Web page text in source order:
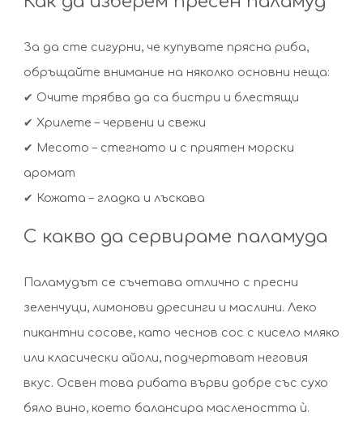
За да сте сигурни, че купувате прясна риба,
обръщайте внимание на няколко основни неща:
✔ Очите трябва да са бистри и блестящи
✔ Хрилете – червени и свежи
✔ Месото – стегнато и с приятен морски
аромат
✔ Кожата – гладка и лъскава
С какво да сервираме паламуда
Паламудът се съчетава отлично с пресни
зеленчуци, лимонови дресинги и маслини. Леко
пикантни сосове, като чеснов сос с кисело мляко
или класически айоли, подчертават неговия
вкус. Освен това рибата върви добре със сухо
бяло вино, което балансира маслеността ѝ.